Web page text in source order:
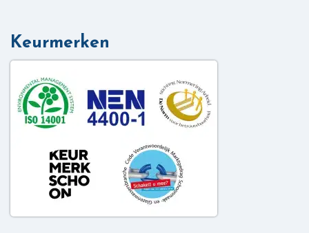
Keurmerken